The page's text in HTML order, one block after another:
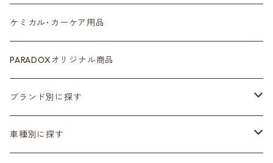
ルームミラー
カラーシートベルト
カーボン
ステアリング
タイヤ
ホイール
サスペンション･車高調
ヘッドランプ
ケミカル･カーケア用品
PARADOXオリジナル商品
ブランド別に探す
Adam’ｓ Polishes
車種別に探す